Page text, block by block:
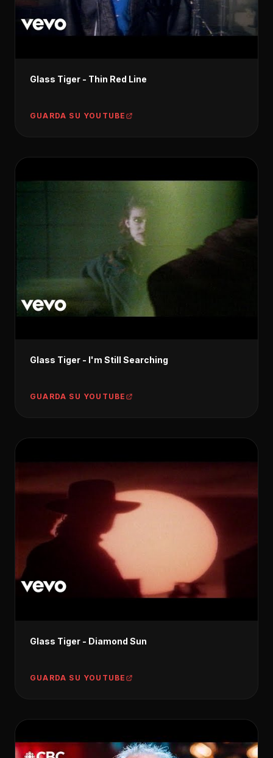
Glass Tiger - Thin Red Line
GUARDA SU YOUTUBE
Glass Tiger - I'm Still Searching
GUARDA SU YOUTUBE
Glass Tiger - Diamond Sun
GUARDA SU YOUTUBE